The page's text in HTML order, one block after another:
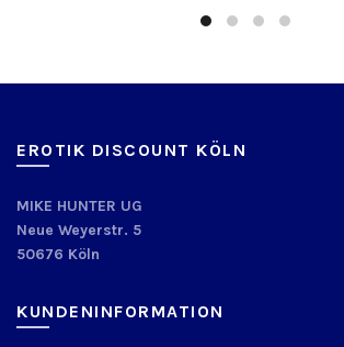
EROTIK DISCOUNT KÖLN
MIKE HUNTER UG
Neue Weyerstr. 5
50676 Köln
KUNDENINFORMATION